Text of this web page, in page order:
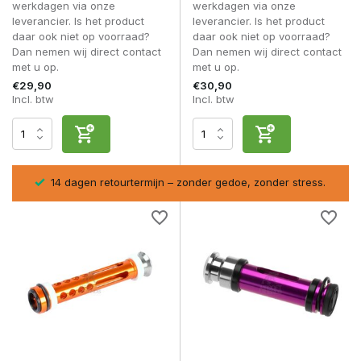
veren.
Kenmerken die vaak terugkomen:
Slijtvaste piston body
Nauwkeurige passing in de cylinder
Hoge duurzaamheid bij zware belasting
Precisie in maatvoering minimaliseert wrijving en draagt bij
Veelgestelde vragen
Maakt een piston upgrade verschil in prestaties?
Ja, vooral bij krachtige veerconfiguraties en langeafstand
Is een sniper piston universeel?
Nee, compatibiliteit is platformafhankelijk, bijvoorbeeld VSR-
type.
werkdagen via onze
leverancier. Is het product
daar ook niet op voorraad?
Dan nemen wij direct contact
met u op.
€29,90
Incl. btw
werkdagen via onze
leverancier. Is het product
daar ook niet op voorraad?
Dan nemen wij direct contact
met u op.
€30,90
Incl. btw
14 dagen retourtermijn – zonder gedoe, zonder stress.